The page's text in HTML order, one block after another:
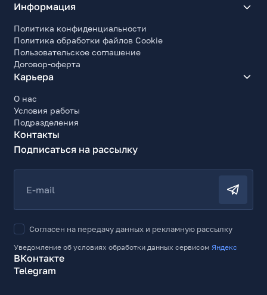
Информация
Политика конфиденциальности
Политика обработки файлов Cookie
Пользовательское соглашение
Договор-оферта
Карьера
О нас
Условия работы
Подразделения
Контакты
Подписаться на рассылку
E-mail
Согласен на передачу данных и рекламную рассылку
Уведомление об условиях обработки данных сервисом Яндекс
ВКонтакте
Telegram